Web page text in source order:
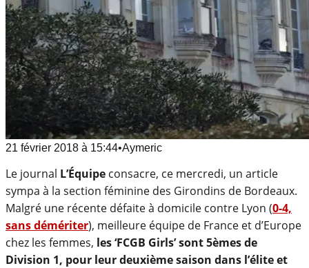
21 février 2018 à 15:44•Aymeric
Le journal L’Équipe consacre, ce mercredi, un article
sympa à la section féminine des Girondins de Bordeaux.
Malgré une récente défaite à domicile contre Lyon (0-4,
sans démériter), meilleure équipe de France et d’Europe
chez les femmes, les ‘FCGB Girls’ sont 5èmes de
Division 1, pour leur deuxième saison dans l’élite et